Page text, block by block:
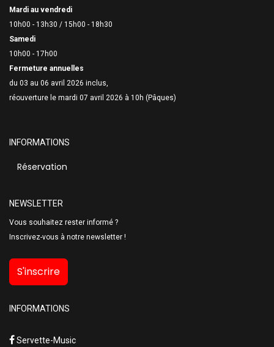
Mardi au vendredi
10h00 - 13h30 / 15h00 - 18h30
Samedi
10h00 - 17h00
Fermeture annuelles
du 03 au 06 avril 2026 inclus,
réouverture le mardi 07 avril 2026 à 10h (Pâques)
INFORMATIONS
Réservation
NEWSLETTER
Vous souhaitez rester informé ?
Inscrivez-vous à notre newsletter !
S'inscrire
INFORMATIONS
Servette-Music